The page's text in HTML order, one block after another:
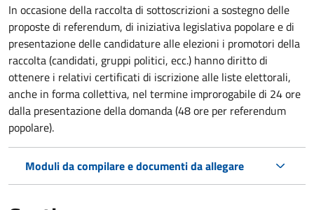
In occasione della raccolta di sottoscrizioni a sostegno delle
proposte di referendum, di iniziativa legislativa popolare e di
presentazione delle candidature alle elezioni i promotori della
raccolta (candidati, gruppi politici, ecc.) hanno diritto di
ottenere i relativi certificati di iscrizione alle liste elettorali,
anche in forma collettiva, nel termine improrogabile di 24 ore
dalla presentazione della domanda (48 ore per referendum
popolare).
Moduli da compilare e documenti da allegare